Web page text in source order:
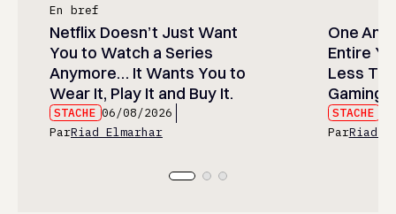
En bref
Netflix Doesn’t Just Want
You to Watch a Series
Anymore… It Wants You to
Wear It, Play It and Buy It.
STACHE 06/08/2026
ParRiad Elmarhar
One
Entire
Less
Gaming
STACHE
ParRiad